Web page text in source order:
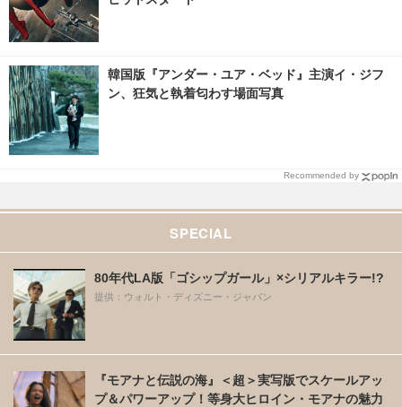
韓国版『アンダー・ユア・ベッド』主演イ・ジフ
ン、狂気と執着匂わす場面写真
Recommended by
SPECIAL
80年代LA版「ゴシップガール」×シリアルキラー!?
提供：ウォルト・ディズニー・ジャパン
『モアナと伝説の海』＜超＞実写版でスケールアッ
プ＆パワーアップ！等身大ヒロイン・モアナの魅力